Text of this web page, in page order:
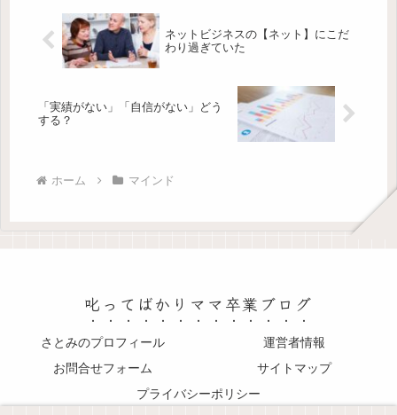
ネットビジネスの【ネット】にこだ
わり過ぎていた
「実績がない」「自信がない」どう
する？
ホーム マインド
叱ってばかりママ卒業ブログ
さとみのプロフィール
運営者情報
お問合せフォーム
サイトマップ
プライバシーポリシー